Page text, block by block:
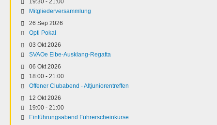
Mitgliederversammlung
26 Sep 2026
Opti Pokal
03 Okt 2026
SVAOe Elbe-Ausklang-Regatta
06 Okt 2026
18:00 - 21:00
Offener Clubabend - Altjuniorentreffen
12 Okt 2026
19:00 - 21:00
Einführungsabend Führerscheinkurse